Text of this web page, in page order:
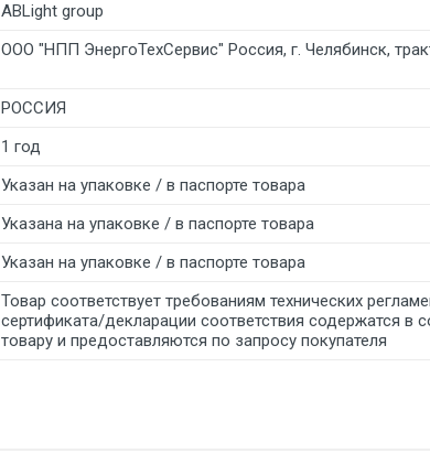
ABLight group
ООО "НПП ЭнергоТехСервис" Россия, г. Челябинск,
РОССИЯ
1 год
Указан на упаковке / в паспорте товара
Указана на упаковке / в паспорте товара
Указан на упаковке / в паспорте товара
Товар соответствует требованиям технических
сертификата/декларации соответствия содержатся в
товару и предоставляются по запросу покупателя